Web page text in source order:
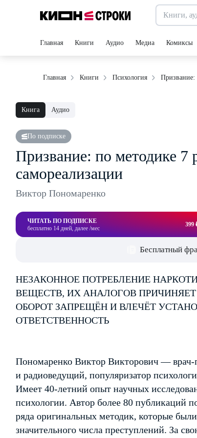
Главная Книги Аудио Медиа Комиксы
Главная Книги Психология Призвание:
Книга Аудио
По подписке
Призвание: по методике 7
самореализации
Виктор Пономаренко
ЧИТАТЬ ПО ПОДПИСКЕ
бесплатно 14 дней, далее /мес
399
Бесплатный
НЕЗАКОННОЕ ПОТРЕБЛЕНИЕ
ВЕЩЕСТВ, ИХ АНАЛОГОВ
ОБОРОТ ЗАПРЕЩЁН И ВЛЕЧЁТ
ОТВЕТСТВЕННОСТЬ
Пономаренко Виктор Викторович — врач-
и радиоведущий, популяризатор
Имеет 40-летний опыт научных
психологии. Автор более 80 публикаций
ряда оригинальных методик, которые
значительного числа преступлений. За